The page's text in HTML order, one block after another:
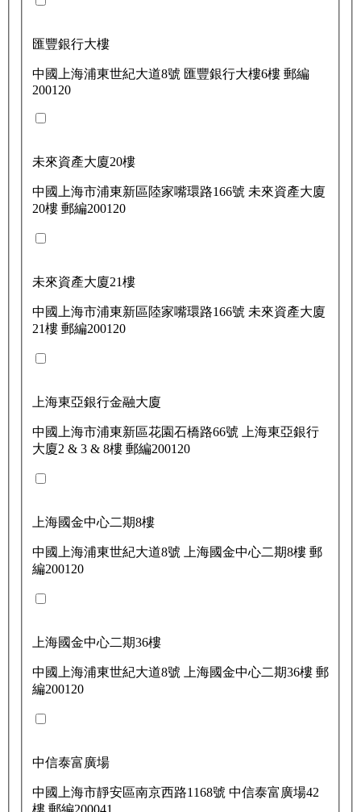
匯豐銀行大樓
中國上海浦東世紀大道8號 匯豐銀行大樓6樓 郵編
200120
未來資產大廈20樓
中國上海市浦東新區陸家嘴環路166號 未來資產大廈
20樓 郵編200120
未來資產大廈21樓
中國上海市浦東新區陸家嘴環路166號 未來資產大廈
21樓 郵編200120
上海東亞銀行金融大廈
中國上海市浦東新區花園石橋路66號 上海東亞銀行
大廈2 & 3 & 8樓 郵編200120
上海國金中心二期8樓
中國上海浦東世紀大道8號 上海國金中心二期8樓 郵
編200120
上海國金中心二期36樓
中國上海浦東世紀大道8號 上海國金中心二期36樓 郵
編200120
中信泰富廣場
中國上海市靜安區南京西路1168號 中信泰富廣場42
樓 郵編200041